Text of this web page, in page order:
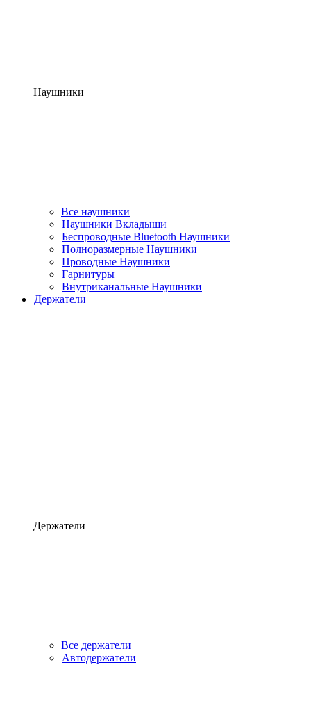
Наушники
Все наушники
Наушники Вкладыши
Беспроводные Bluetooth Наушники
Полноразмерные Наушники
Проводные Наушники
Гарнитуры
Внутриканальные Наушники
Держатели
Держатели
Все держатели
Автодержатели